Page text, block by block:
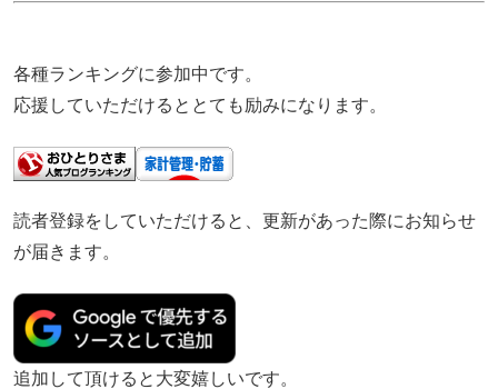
各種ランキングに参加中です。
応援していただけるととても励みになります。
読者登録をしていただけると、更新があった際にお知らせ
が届きます。
追加して頂けると大変嬉しいです。